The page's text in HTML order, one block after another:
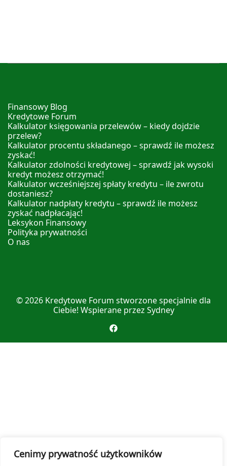
Cenimy prywatność użytkowników
Finansowy Blog
Kredytowe Forum
Kalkulator księgowania przelewów – kiedy dojdzie
przelew?
Kalkulator procentu składanego – sprawdź ile możesz
zyskać!
Kalkulator zdolności kredytowej – sprawdź jak wysoki
kredyt możesz otrzymać!
Kalkulator wcześniejszej spłaty kredytu – ile zwrotu
dostaniesz?
Kalkulator nadpłaty kredytu – sprawdź ile możesz
zyskać nadpłacając!
Leksykon Finansowy
Polityka prywatności
O nas
© 2026 Kredytowe Forum stworzone specjalnie dla
Ciebie! Wspierane przez Sydney